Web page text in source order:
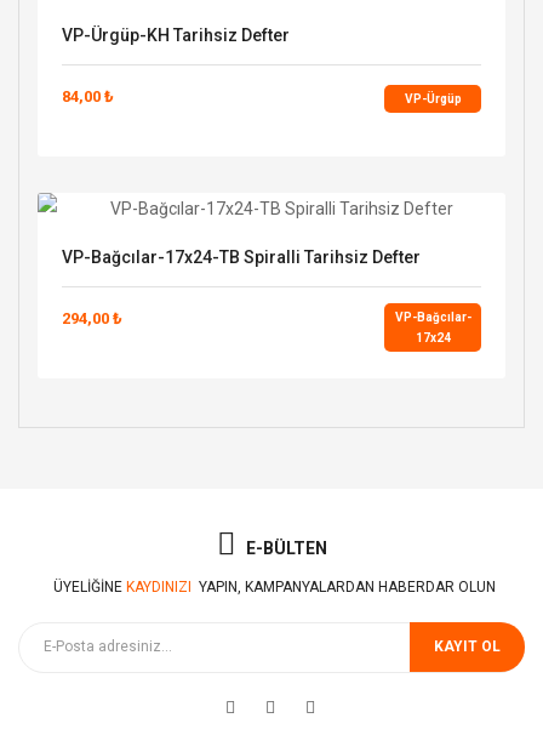
VP-Ürgüp-KH Tarihsiz Defter
84,00 ₺ VP-Ürgüp
VP-Bağcılar-17x24-TB Spiralli Tarihsiz Defter
294,00 ₺
VP-Bağcılar-
17x24
E-BÜLTEN
ÜYELIĞINE KAYDINIZI YAPIN, KAMPANYALARDAN HABERDAR OLUN
KAYIT OL